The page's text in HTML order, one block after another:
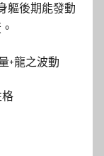
軀後期能發動
+龍之波動